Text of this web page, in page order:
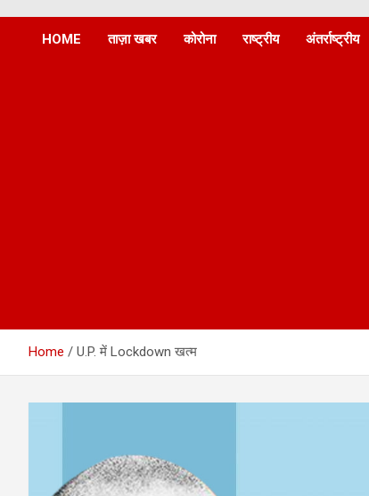
HOME ताज़ा खबर कोरोना राष्ट्रीय अंतर्राष्ट्रीय
Home U.P. में Lockdown खत्म